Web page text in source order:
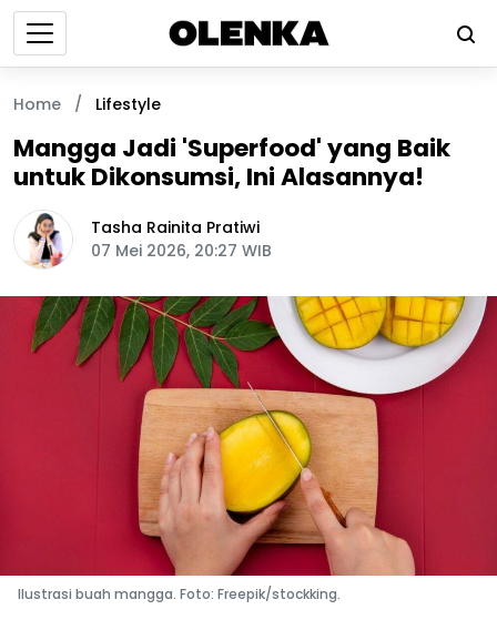
Home / Lifestyle
Mangga Jadi 'Superfood' yang Baik
untuk Dikonsumsi, Ini Alasannya!
Tasha Rainita Pratiwi
07 Mei 2026, 20:27 WIB
Ilustrasi buah mangga. Foto: Freepik/stockking.